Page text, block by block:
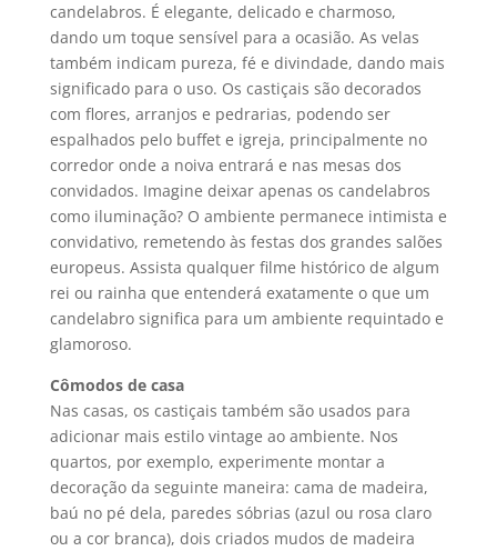
candelabros. É elegante, delicado e charmoso,
dando um toque sensível para a ocasião. As velas
também indicam pureza, fé e divindade, dando mais
significado para o uso. Os castiçais são decorados
com flores, arranjos e pedrarias, podendo ser
espalhados pelo buffet e igreja, principalmente no
corredor onde a noiva entrará e nas mesas dos
convidados. Imagine deixar apenas os candelabros
como iluminação? O ambiente permanece intimista e
convidativo, remetendo às festas dos grandes salões
europeus. Assista qualquer filme histórico de algum
rei ou rainha que entenderá exatamente o que um
candelabro significa para um ambiente requintado e
glamoroso.
Cômodos de casa
Nas casas, os castiçais também são usados para
adicionar mais estilo vintage ao ambiente. Nos
quartos, por exemplo, experimente montar a
decoração da seguinte maneira: cama de madeira,
baú no pé dela, paredes sóbrias (azul ou rosa claro
ou a cor branca), dois criados mudos de madeira